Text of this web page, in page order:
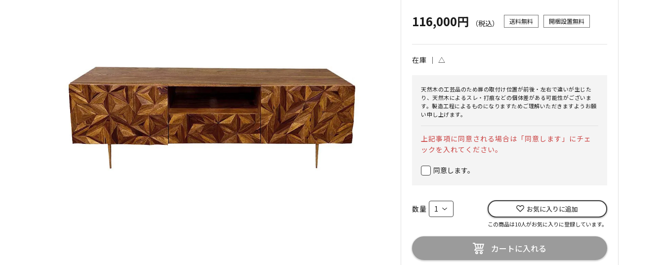
116,000円 （税込） 送料無料 開梱設置無料
在庫 ｜△
天然木の工芸品のため扉の取付け位置が前後・左右で違いが生じた
り、天然木によるスレ・打痕などの個体差がある可能性がございま
す。製造工程によるものになりますためご理解いただきますようお願
い申し上げます。
上記事項に同意される場合は「同意します」にチェ
ックを入れてください。
同意します。
数量 お気に入りに追加
この商品は10人がお気に入りに登録しています。
カートに入れる